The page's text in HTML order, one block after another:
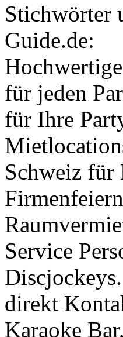
Stichwörter
Guide.de:
für jeden
für Ihre
Schweiz für
Service
direkt
Karaoke